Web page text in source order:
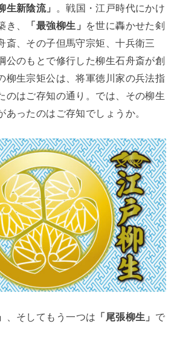
生新陰流」
。戦国・江戸時代にかけ
き、
「最強柳生」
を世に轟かせた剣
斎、その子但馬守宗矩、十兵衛三
公のもとで修行した柳生石舟斎が創
柳生宗矩公は、将軍徳川家の兵法指
のはご存知の通り。では、その柳生
あったのはご存知でしょうか。
、そしてもう一つは 「尾張柳生」 で